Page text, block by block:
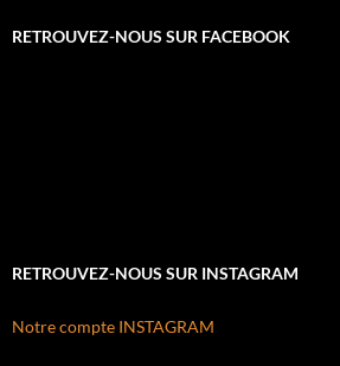
RETROUVEZ-NOUS SUR FACEBOOK
RETROUVEZ-NOUS SUR INSTAGRAM
Notre compte INSTAGRAM